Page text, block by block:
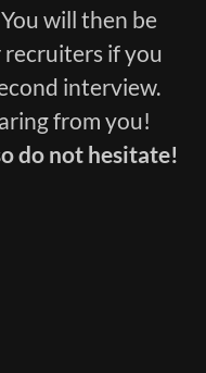
will then be
if you
interview.
from you!
do not hesitate!